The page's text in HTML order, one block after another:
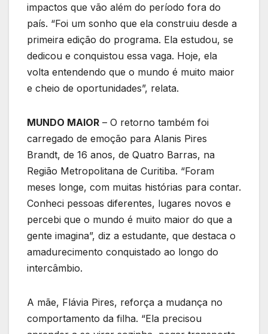
impactos que vão além do período fora do
país. “Foi um sonho que ela construiu desde a
primeira edição do programa. Ela estudou, se
dedicou e conquistou essa vaga. Hoje, ela
volta entendendo que o mundo é muito maior
e cheio de oportunidades”, relata.
MUNDO MAIOR – O retorno também foi
carregado de emoção para Alanis Pires
Brandt, de 16 anos, de Quatro Barras, na
Região Metropolitana de Curitiba. “Foram
meses longe, com muitas histórias para contar.
Conheci pessoas diferentes, lugares novos e
percebi que o mundo é muito maior do que a
gente imagina”, diz a estudante, que destaca o
amadurecimento conquistado ao longo do
intercâmbio.
A mãe, Flávia Pires, reforça a mudança no
comportamento da filha. “Ela precisou